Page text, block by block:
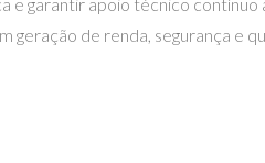
geração de renda, segurança e